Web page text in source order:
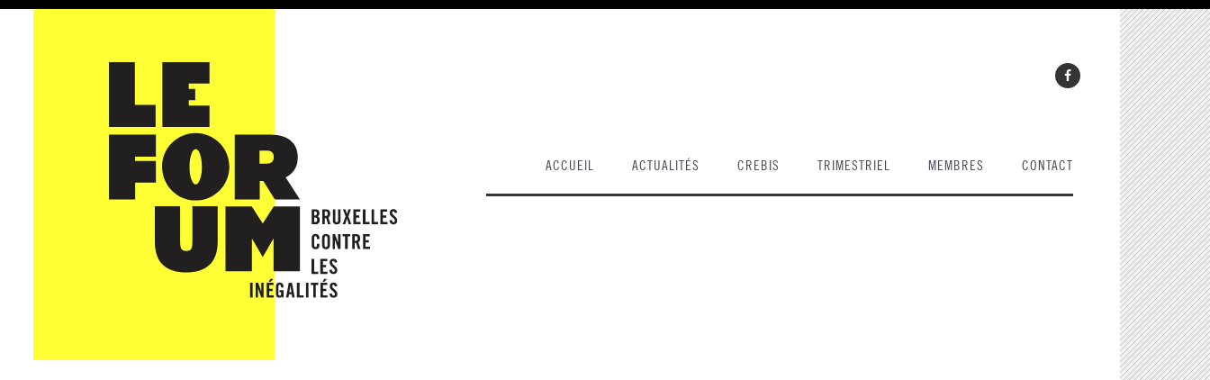
ACCUEIL ACTUALITÉS CREBIS TRIMESTRIEL MEMBRES CONTACT